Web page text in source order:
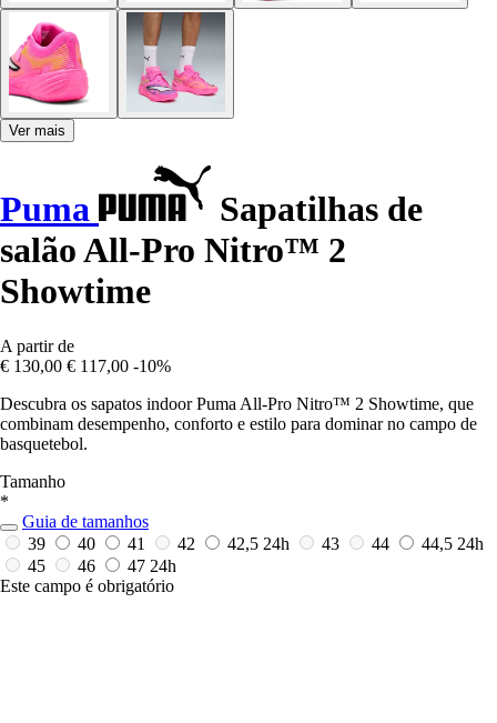
Ver mais
Puma
Sapatilhas de
salão All-Pro Nitro™ 2
Showtime
A partir de
€ 130,00 € 117,00 -10%
Descubra os sapatos indoor Puma All-Pro Nitro™ 2 Showtime, que
combinam desempenho, conforto e estilo para dominar no campo de
basquetebol.
Tamanho
*
Guia de tamanhos
39
40 41 42 42,5 24h 43 44 44,5 24h
45
46 47 24h
Este campo é obrigatório